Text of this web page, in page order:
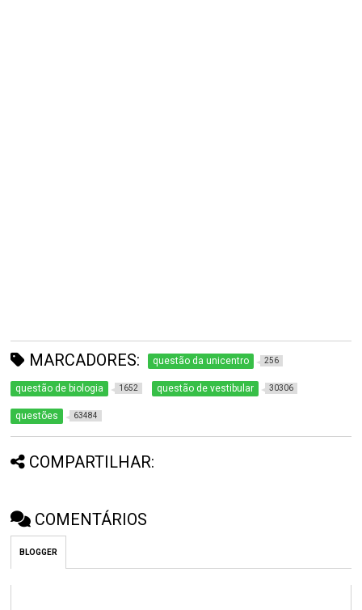
MARCADORES: questão da unicentro 256
questão de biologia 1652 questão de vestibular 30306
questões 63484
COMPARTILHAR:
COMENTÁRIOS
BLOGGER